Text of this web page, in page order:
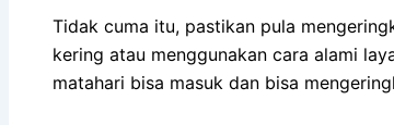
Tidak cuma itu, pastikan pula
kering atau menggunakan cara alami
matahari bisa masuk dan bisa